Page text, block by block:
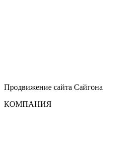
Продвижение сайта Сайгона
КОМПАНИЯ